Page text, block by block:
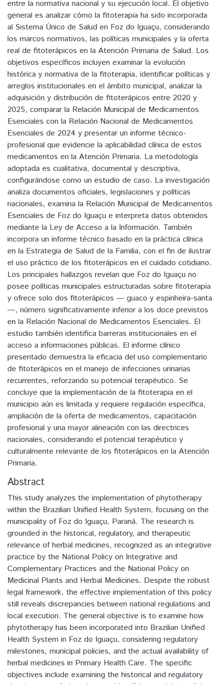
entre la normativa nacional y su ejecución local. El objetivo
general es analizar cómo la fitoterapia ha sido incorporada
al Sistema Único de Salud en Foz do Iguaçu, considerando
los marcos normativos, las políticas municipales y la oferta
real de fitoterápicos en la Atención Primaria de Salud. Los
objetivos específicos incluyen examinar la evolución
histórica y normativa de la fitoterapia, identificar políticas y
arreglos institucionales en el ámbito municipal, analizar la
adquisición y distribución de fitoterápicos entre 2020 y
2025, comparar la Relación Municipal de Medicamentos
Esenciales con la Relación Nacional de Medicamentos
Esenciales de 2024 y presentar un informe técnico-
profesional que evidencie la aplicabilidad clínica de estos
medicamentos en la Atención Primaria. La metodología
adoptada es cualitativa, documental y descriptiva,
configurándose como un estudio de caso. La investigación
analiza documentos oficiales, legislaciones y políticas
nacionales, examina la Relación Municipal de Medicamentos
Esenciales de Foz do Iguaçu e interpreta datos obtenidos
mediante la Ley de Acceso a la Información. También
incorpora un informe técnico basado en la práctica clínica
en la Estrategia de Salud de la Familia, con el fin de ilustrar
el uso práctico de los fitoterápicos en el cuidado cotidiano.
Los principales hallazgos revelan que Foz do Iguaçu no
posee políticas municipales estructuradas sobre fitoterapia
y ofrece solo dos fitoterápicos — guaco y espinheira-santa
—, número significativamente inferior a los doce previstos
en la Relación Nacional de Medicamentos Esenciales. El
estudio también identifica barreras institucionales en el
acceso a informaciones públicas. El informe clínico
presentado demuestra la eficacia del uso complementario
de fitoterápicos en el manejo de infecciones urinarias
recurrentes, reforzando su potencial terapéutico. Se
concluye que la implementación de la fitoterapia en el
municipio aún es limitada y requiere regulación específica,
ampliación de la oferta de medicamentos, capacitación
profesional y una mayor alineación con las directrices
nacionales, considerando el potencial terapéutico y
culturalmente relevante de los fitoterápicos en la Atención
Primaria.
Abstract
This study analyzes the implementation of phytotherapy
within the Brazilian Unified Health System, focusing on the
municipality of Foz do Iguaçu, Paraná. The research is
grounded in the historical, regulatory, and therapeutic
relevance of herbal medicines, recognized as an integrative
practice by the National Policy on Integrative and
Complementary Practices and the National Policy on
Medicinal Plants and Herbal Medicines. Despite the robust
legal framework, the effective implementation of this policy
still reveals discrepancies between national regulations and
local execution. The general objective is to examine how
phytotherapy has been incorporated into Brazilian Unified
Health System in Foz do Iguaçu, considering regulatory
milestones, municipal policies, and the actual availability of
herbal medicines in Primary Health Care. The specific
objectives include examining the historical and regulatory